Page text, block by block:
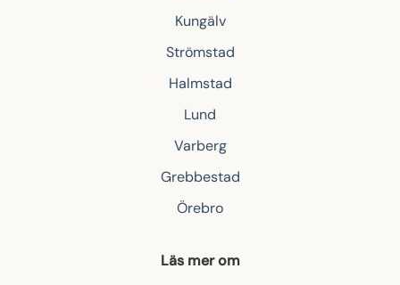
Kungälv
Strömstad
Halmstad
Lund
Varberg
Grebbestad
Örebro
Läs mer om